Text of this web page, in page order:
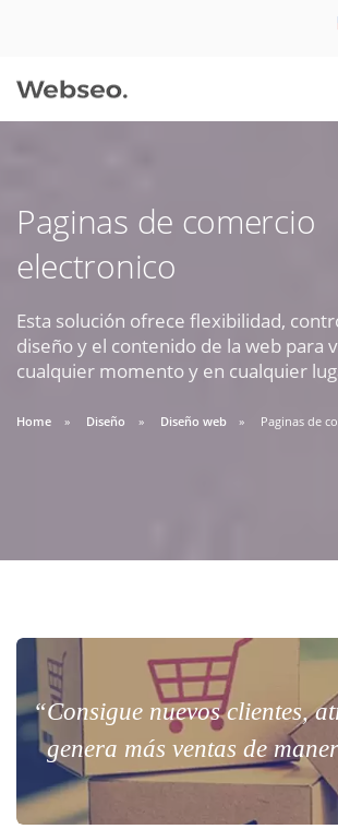
Paginas de comercio
electronico
Esta solución ofrece flexibilidad,
diseño y el contenido de la web para
cualquier momento y en cualquier
Home Diseño Diseño web Paginas de
“Consigue nuevos clientes,
genera más ventas de
09:30 AM A 18:30 PM
soporte@webseo.cl